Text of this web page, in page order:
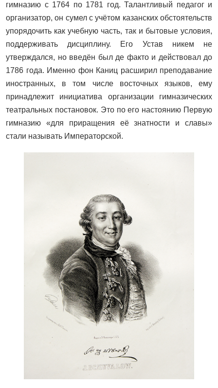
гимназию с 1764 по 1781 год. Талантливый педагог и
организатор, он сумел с учётом казанских обстоятельств
упорядочить как учебную часть, так и бытовые условия,
поддерживать дисциплину. Его Устав никем не
утверждался, но введён был де факто и действовал до
1786 года. Именно фон Каниц расширил преподавание
иностранных, в том числе восточных языков, ему
принадлежит инициатива организации гимназических
театральных постановок. Это по его настоянию Первую
гимназию «для приращения её знатности и славы»
стали называть Императорской.